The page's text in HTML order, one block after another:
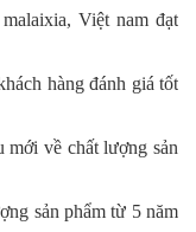
Việt nam đạt
hàng đánh giá tốt
mới về chất lượng sản
sản phẩm từ 5 năm